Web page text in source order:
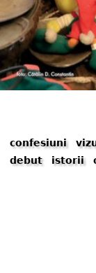
confesiuni
debut
istorii